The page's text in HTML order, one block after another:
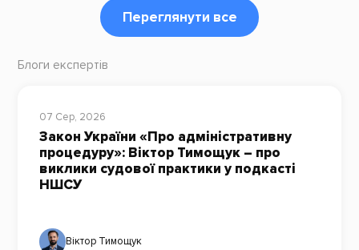
Переглянути все
Блоги експертів
07 Сер, 2026
Закон України «Про адміністративну
процедуру»: Віктор Тимощук – про
виклики судової практики у подкасті
НШСУ
Віктор Тимощук